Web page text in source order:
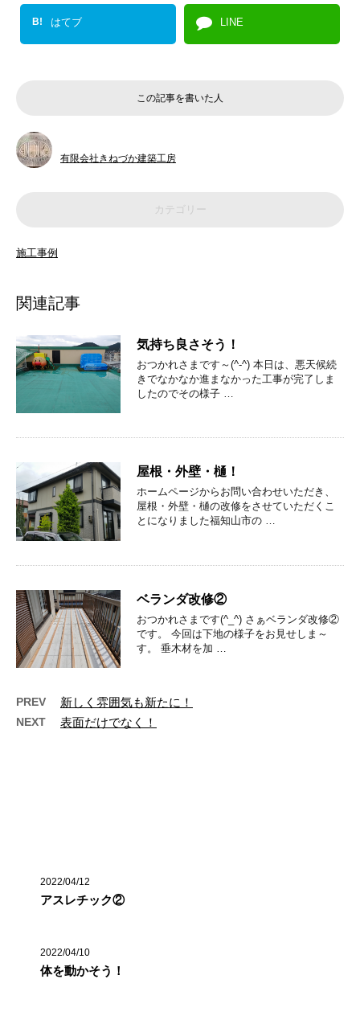
B! はてブ LINE
この記事を書いた人
有限会社きねづか建築工房
カテゴリー
施工事例
関連記事
気持ち良さそう！
おつかれさまです～(^-^) 本日は、悪天候続
きでなかなか進まなかった工事が完了しま
したのでその様子 …
屋根・外壁・樋！
ホームページからお問い合わせいただき、
屋根・外壁・樋の改修をさせていただくこ
とになりました福知山市の …
ベランダ改修②
おつかれさまです(^_^) さぁベランダ改修②
です。 今回は下地の様子をお見せしま～
す。 垂木材を加 …
PREV 新しく雰囲気も新たに！
NEXT 表面だけでなく！
2022/04/12
アスレチック②
2022/04/10
体を動かそう！